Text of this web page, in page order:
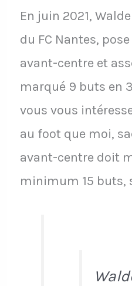
En juin 2021,
du FC Nantes,
avant-centre et
marqué 9 buts en
vous vous
au foot que moi,
avant-centre doit
minimum 15 buts,